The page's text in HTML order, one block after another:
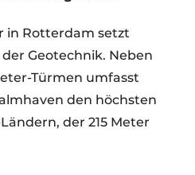
in Rotterdam setzt
Geotechnik. Neben
Türmen umfasst
den höchsten
der 215 Meter